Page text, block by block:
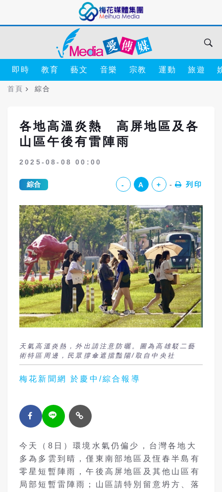
即時 教育 藝文 音樂 宗教 運動 旅遊
首頁 綜合
各地高溫炎熱 高屏地區及各
山區午後有雷陣雨
2025-08-08 00:00
綜合 - A + 列印
天氣高溫炎熱，外出請注意防曬。圖為高雄駁二藝
術特區周邊，民眾撐傘遮擋豔陽/取自中央社
梅花新聞網 於慶中/綜合報導
今天（8日）環境水氣仍偏少，台灣各地大
多為多雲到晴，僅東南部地區及恆春半島有
零星短暫陣雨，午後高屏地區及其他山區有
局部短暫雷陣雨；山區請特別留意坍方、落